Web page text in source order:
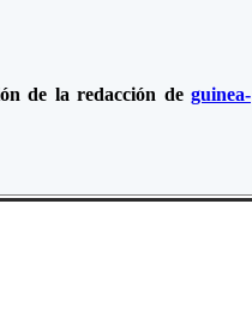
de la redacción de guinea-